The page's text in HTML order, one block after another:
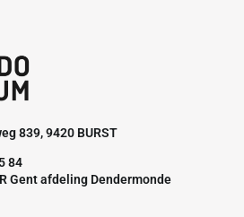
839, 9420 BURST
84
Gent afdeling Dendermonde